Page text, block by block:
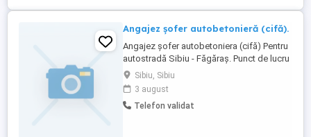
Angajez șofer autobetonieră (cifă).
Angajez șofer autobetoniera (cifă) Pentru
autostradă Sibiu - Făgăraș. Punct de lucru
Bradu (Avrig). Pentru mai multe detalii
sunați la nr de telefon .
Sibiu, Sibiu
3 august
Telefon validat